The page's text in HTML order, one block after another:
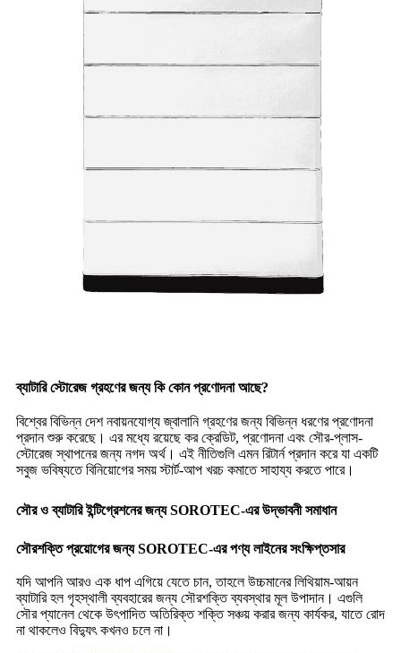
ব্যাটারি স্টোরেজ গ্রহণের জন্য কি কোন প্রণোদনা আছে?
বিশ্বের বিভিন্ন দেশ নবায়নযোগ্য জ্বালানি গ্রহণের জন্য বিভিন্ন ধরণের প্রণোদনা
প্রদান শুরু করেছে। এর মধ্যে রয়েছে কর ক্রেডিট, প্রণোদনা এবং সৌর-প্লাস-
স্টোরেজ স্থাপনের জন্য নগদ অর্থ। এই নীতিগুলি এমন রিটার্ন প্রদান করে যা একটি
সবুজ ভবিষ্যতে বিনিয়োগের সময় স্টার্ট-আপ খরচ কমাতে সাহায্য করতে পারে।
সৌর ও ব্যাটারি ইন্টিগ্রেশনের জন্য SOROTEC-এর উদ্ভাবনী সমাধান
সৌরশক্তি প্রয়োগের জন্য SOROTEC-এর পণ্য লাইনের সংক্ষিপ্তসার
যদি আপনি আরও এক ধাপ এগিয়ে যেতে চান, তাহলে উচ্চমানের লিথিয়াম-আয়ন
ব্যাটারি হল গৃহস্থালী ব্যবহারের জন্য সৌরশক্তি ব্যবস্থার মূল উপাদান। এগুলি
সৌর প্যানেল থেকে উৎপাদিত অতিরিক্ত শক্তি সঞ্চয় করার জন্য কার্যকর, যাতে রোদ
না থাকলেও বিদ্যুৎ কখনও চলে না।